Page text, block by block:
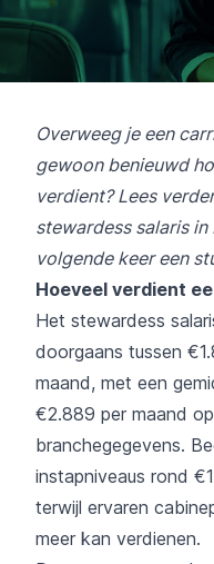
Overweeg je een
gewoon benieuwd
verdient? Lees
stewardess salaris
volgende keer een
Hoeveel verdient
Het stewardess
doorgaans tussen
maand, met een
€2.889 per maand
branchegegevens.
instapniveaus rond
terwijl ervaren
meer kan verdienen.